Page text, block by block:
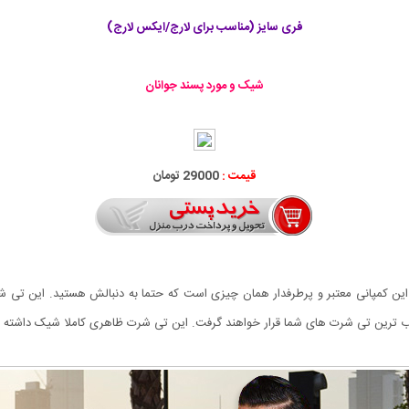
فری سایز (مناسب برای لارج/ایکس لارج)
شیک و مورد پسند جوانان
قیمت :29000 تومان
کمپانی معتبر و پرطرفدار همان چیزی است که حتما به دنبالش هستید. این
تی شرت های شما قرار خواهند گرفت. این تی شرت ظاهری کاملا شیک